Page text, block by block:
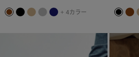
+ 4カラー